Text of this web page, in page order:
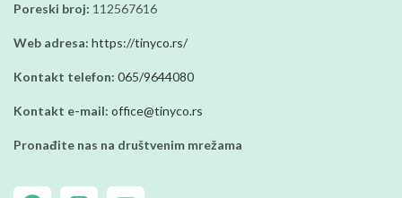
Poreski broj: 112567616
Web adresa: https://tinyco.rs/
Kontakt telefon: 065/9644080
Kontakt e-mail: office@tinyco.rs
Pronađite nas na društvenim mrežama